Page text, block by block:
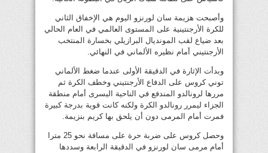
وأصبحت هزيمة سان لورنزو اليوم هي الإخفاق الثاني
للكرة الأرجنتينية على المستوى العالمي في العام الحالي
بعد ضياع لقب المونديال البرازيلي بخسارة المنتخب
الأرجنتيني أمام نظيره الألماني في النهائي.
وبدأت الإثارة في الدقيقة الأولى عندما ضغط الألماني
توني كروس على الدفاع الأرجنتيني وخطف الكرة ثم
مررها لرونالدو المندفع في الناحية اليسرى أمام منطقة
الجزاء ليمرر رونالدو الكرة ولكنه كانت قوية بدرجة كبيرة
فمرت أمام المرمى دون أن يلحق بها كريم بنزيمة.
وحصل كروس على ضربة حرة على مسافة نحو 25 مترا
أمام مرمى سان لورنزو في الدقيقة الرابعة وسددها